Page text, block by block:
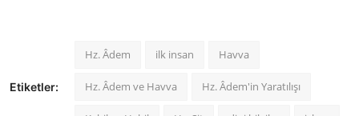
Etiketler:
Hz. Âdem ilk insan Havva
Hz. Âdem ve Havva Hz. Âdem'in Yaratılışı